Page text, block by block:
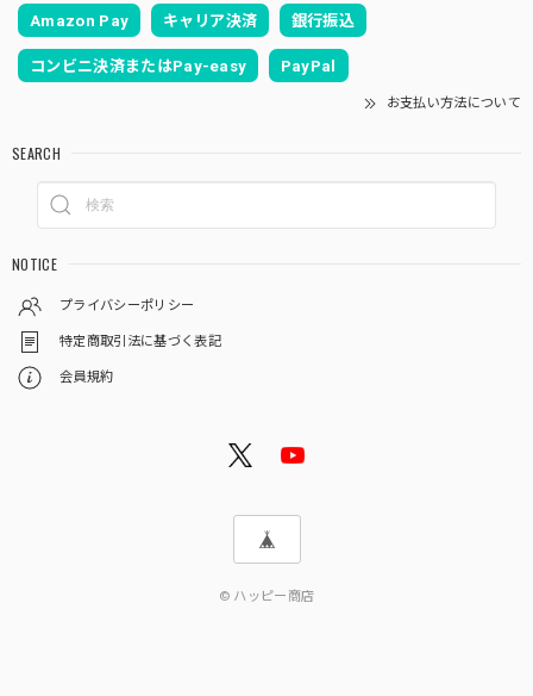
Amazon Pay キャリア決済 銀行振込
コンビニ決済またはPay-easy PayPal
お支払い方法について
SEARCH
NOTICE
プライバシーポリシー
特定商取引法に基づく表記
会員規約
© ハッピー商店